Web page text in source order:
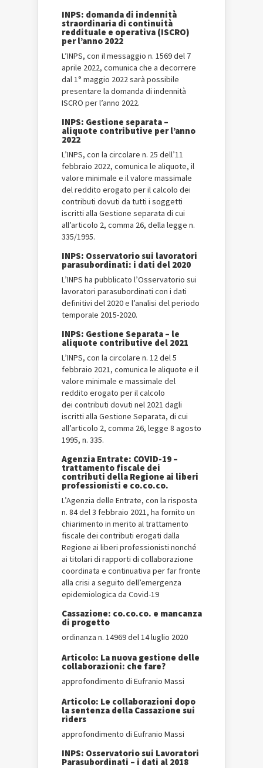
INPS: domanda di indennità
straordinaria di continuità
reddituale e operativa (ISCRO)
per l’anno 2022
L’INPS, con il messaggio n. 1569 del 7
aprile 2022, comunica che a decorrere
dal 1° maggio 2022 sarà possibile
presentare la domanda di indennità
ISCRO per l’anno 2022.
INPS: Gestione separata –
aliquote contributive per l’anno
2022
L’INPS, con la circolare n. 25 dell’11
febbraio 2022, comunica le aliquote, il
valore minimale e il valore massimale
del reddito erogato per il calcolo dei
contributi dovuti da tutti i soggetti
iscritti alla Gestione separata di cui
all’articolo 2, comma 26, della legge n.
335/1995.
INPS: Osservatorio sui lavoratori
parasubordinati: i dati del 2020
L’INPS ha pubblicato l’Osservatorio sui
lavoratori parasubordinati con i dati
definitivi del 2020 e l’analisi del periodo
temporale 2015-2020.
INPS: Gestione Separata – le
aliquote contributive del 2021
L’INPS, con la circolare n. 12 del 5
febbraio 2021, comunica le aliquote e il
valore minimale e massimale del
reddito erogato per il calcolo
dei contributi dovuti nel 2021 dagli
iscritti alla Gestione Separata, di cui
all’articolo 2, comma 26, legge 8 agosto
1995, n. 335.
Agenzia Entrate: COVID-19 –
trattamento fiscale dei
contributi della Regione ai liberi
professionisti e co.co.co.
L’Agenzia delle Entrate, con la risposta
n. 84 del 3 febbraio 2021, ha fornito un
chiarimento in merito al trattamento
fiscale dei contributi erogati dalla
Regione ai liberi professionisti nonché
ai titolari di rapporti di collaborazione
coordinata e continuativa per far fronte
alla crisi a seguito dell’emergenza
epidemiologica da Covid-19
Cassazione: co.co.co. e mancanza
di progetto
ordinanza n. 14969 del 14 luglio 2020
Articolo: La nuova gestione delle
collaborazioni: che fare?
approfondimento di Eufranio Massi
Articolo: Le collaborazioni dopo
la sentenza della Cassazione sui
riders
approfondimento di Eufranio Massi
INPS: Osservatorio sui Lavoratori
Parasubordinati – i dati al 2018